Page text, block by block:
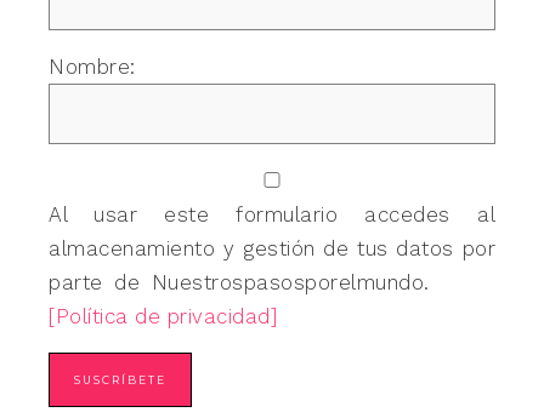
Nombre:
Al usar este formulario accedes al
almacenamiento y gestión de tus datos por
parte de Nuestrospasosporelmundo.
[Política de privacidad]